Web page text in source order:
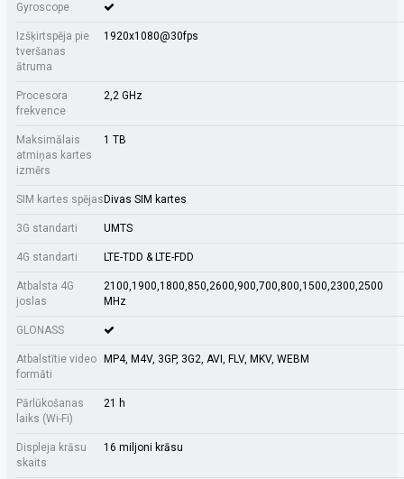
Gyroscope
Izšķirtspēja pie
tveršanas
ātruma
1920x1080@30fps
Procesora
frekvence
2,2 GHz
Maksimālais
atmiņas kartes
izmērs
1 TB
SIM kartes spējas Divas SIM kartes
3G standarti UMTS
4G standarti LTE-TDD & LTE-FDD
Atbalsta 4G
joslas
2100,1900,1800,850,2600,900,700,800,1500,2300,2500
MHz
GLONASS
Atbalstītie video
formāti
MP4, M4V, 3GP, 3G2, AVI, FLV, MKV, WEBM
Pārlūkošanas
laiks (Wi-Fi)
21 h
Displeja krāsu
skaits
16 miljoni krāsu